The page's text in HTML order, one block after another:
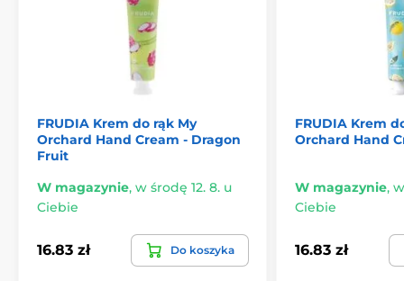
FRUDIA Krem do rąk My
Orchard Hand Cream - Dragon
Fruit
W magazynie, w środę 12. 8. u
Ciebie
16.83 zł Do koszyka
FRUDIA Krem
Orchard Hand
W magazynie,
Ciebie
16.83 zł